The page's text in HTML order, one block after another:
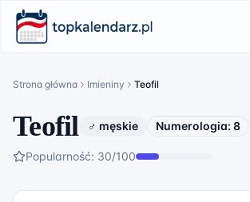
Strona główna Imieniny Teofil
Teofil ♂ męskie Numerologia: 8
Popularność: 30/100